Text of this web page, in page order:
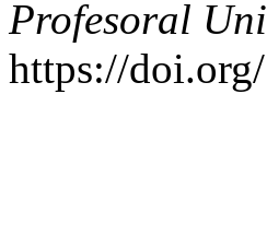
Profesoral
https://